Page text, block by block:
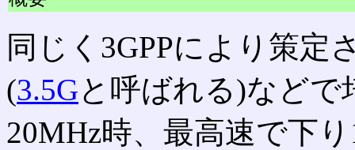
同じく3GPPにより策定
(3.5Gと呼ばれる)など
20MHz時、最高速で下